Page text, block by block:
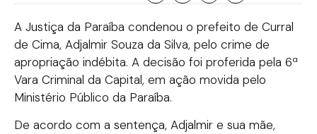
A Justiça da Paraíba condenou o prefeito de Curral
de Cima, Adjalmir Souza da Silva, pelo crime de
apropriação indébita. A decisão foi proferida pela 6ª
Vara Criminal da Capital, em ação movida pelo
Ministério Público da Paraíba.
De acordo com a sentença, Adjalmir e sua mãe,